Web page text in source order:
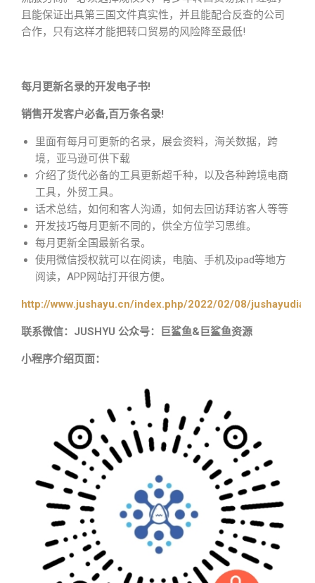
且能保证出具第三国文件真实性，并且能配合反查的公司
合作，只有这样才能把转口贸易的风险降至最低!
每月更新名录的开发电子书!
销售开发客户必备,百万条名录!
里面有每月可更新的名录，展会资料，海关数据，跨
境，亚马逊可供下载
介绍了货代必备的工具更新超千种，以及各种跨境电商
工具，外贸工具。
话术总结，如何和客人沟通，如何去回访拜访客人等等
开发技巧每月更新不同的，供全方位学习思维。
每月更新全国最新名录。
使用微信授权就可以在阅读，电脑、手机及ipad等地方
阅读，APP网站打开很方便。
http://www.jushayu.cn/index.php/2022/02/08/
联系微信：JUSHYU 公众号：巨鲨鱼&巨鲨鱼资源
小程序介绍页面：